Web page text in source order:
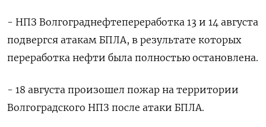
- НПЗ Волгограднефтепереработка 13 и 14 августа
подвергся атакам БПЛА, в результате которых
переработка нефти была полностью остановлена.
- 18 августа произошел пожар на территории
Волгоградского НПЗ после атаки БПЛА.